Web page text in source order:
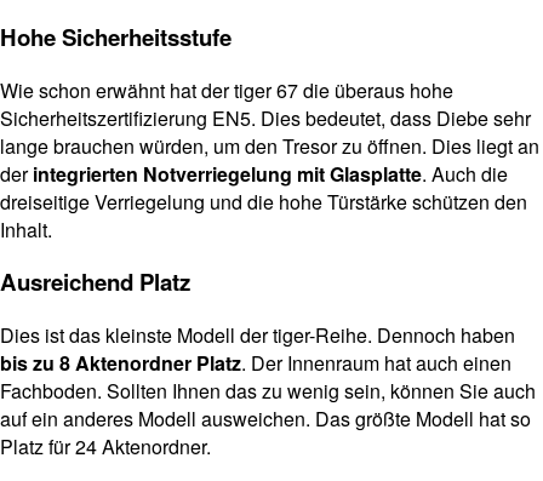
Hohe Sicherheitsstufe
Wie schon erwähnt hat der tiger 67 die überaus hohe
Sicherheitszertifizierung EN5. Dies bedeutet, dass Diebe sehr
lange brauchen würden, um den Tresor zu öffnen. Dies liegt an
derintegrierten Notverriegelung mit Glasplatte. Auch die
dreiseitige Verriegelung und die hohe Türstärke schützen den
Inhalt.
Ausreichend Platz
Dies ist das kleinste Modell der tiger-Reihe. Dennoch haben
bis zu 8 Aktenordner Platz. Der Innenraum hat auch einen
Fachboden. Sollten Ihnen das zu wenig sein, können Sie auch
auf ein anderes Modell ausweichen. Das größte Modell hat so
Platz für 24 Aktenordner.